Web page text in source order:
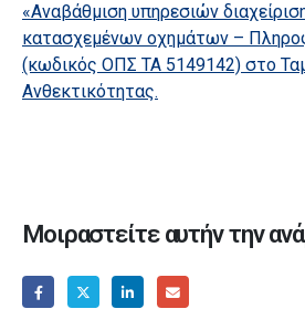
«Αναβάθμιση υπηρεσιών
κατασχεμένων οχημάτων –
(κωδικός ΟΠΣ ΤΑ 5149142) στο
Ανθεκτικότητας.
Μοιραστείτε αυτήν την